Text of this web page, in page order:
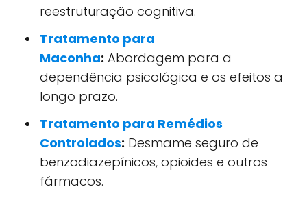
reestruturação cognitiva.
Tratamento para
Maconha: Abordagem para a
dependência psicológica e os efeitos a
longo prazo.
Tratamento para Remédios
Controlados: Desmame seguro de
benzodiazepínicos, opioides e outros
fármacos.